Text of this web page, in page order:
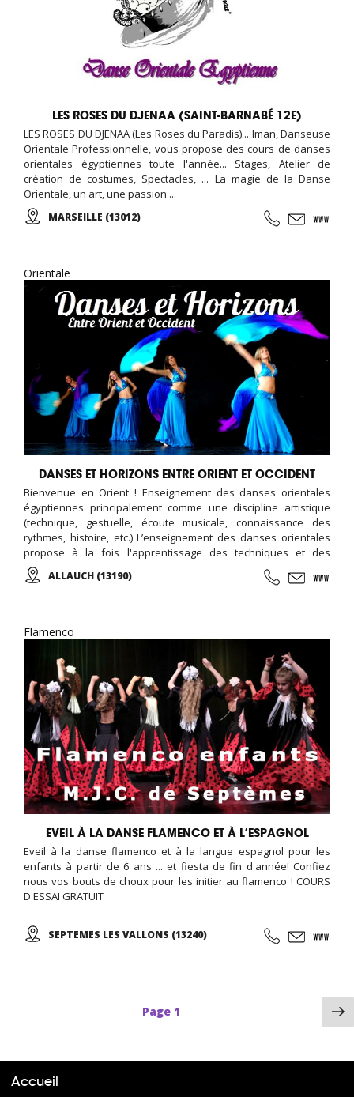
LES ROSES DU DJENAA (SAINT-BARNABÉ 12E)
LES ROSES DU DJENAA (Les Roses du Paradis)... Iman, Danseuse
Orientale Professionnelle, vous propose des cours de danses
orientales égyptiennes toute l'année... Stages, Atelier de
création de costumes, Spectacles, ... La magie de la Danse
Orientale, un art, une passion ...
MARSEILLE (13012)
Orientale
DANSES ET HORIZONS ENTRE ORIENT ET OCCIDENT
Bienvenue en Orient ! Enseignement des danses orientales
égyptiennes principalement comme une discipline artistique
(technique, gestuelle, écoute musicale, connaissance des
rythmes, histoire, etc.) L’enseignement des danses orientales
propose à la fois l'apprentissage des techniques et des
chorégraphies, mais également la transmission d’un art
culturellement très riche par sa diversité de styles (classique,
ALLAUCH (13190)
Flamenco
EVEIL À LA DANSE FLAMENCO ET À L’ESPAGNOL
Eveil à la danse flamenco et à la langue espagnol pour les
enfants à partir de 6 ans ... et fiesta de fin d'année! Confiez
nous vos bouts de choux pour les initier au flamenco ! COURS
D'ESSAI GRATUIT
SEPTEMES LES VALLONS (13240)
Page 1
Accueil